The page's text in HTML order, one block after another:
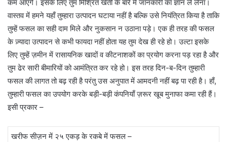
कम आएँगे। इसके लिए तुम मिश्रित खेती के बारे में जानकारी का ज्ञान ले लेना।
वास्तव में हमने यहाँ तुम्हारा उत्पादन घटाया नहीं है बल्कि उसे नियंत्रित किया है ताकि
तुम्हें फसल का सही दाम मिले और नुकसान न उठाना पड़े। एक ही तरह की फसल
के ज़्यादा उत्पादन से कभी फायदा नहीं होता यह तुम देख ही रहे हो। उल्टा इसके
लिए तुम्हें ज़मीन में रासायनिक खादों व कीटनाशकों का प्रयोग करना पड़ रहा है और
तुम ढेर सारी बीमारियों को आमंत्रित कर रहे हो। इस तरह दिन-ब-दिन तुम्हारी
फसल की लागत तो बढ़ रही है परंतु उस अनुपात में आमदनी नहीं बढ़ पा रही है। हाँ,
तुम्हारी फसल का उपयोग करके बड़ी-बड़ी कंपनियाँ ज़रूर खूब मुनाफा कमा रही हैं।
इसी प्रकार –
खरीफ सीज़न में २५ एकड़ के रकबे में फसल –